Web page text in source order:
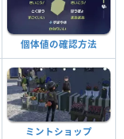
個体値の確認方法
ミントショップ